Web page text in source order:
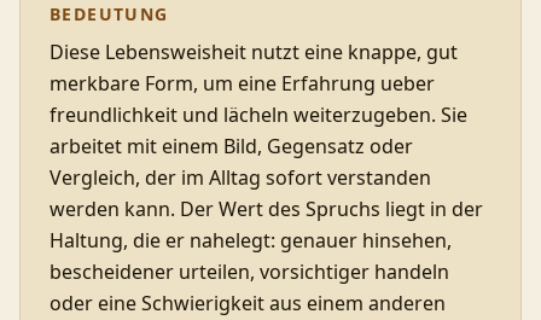
BEDEUTUNG
Diese Lebensweisheit nutzt eine knappe, gut
merkbare Form, um eine Erfahrung ueber
freundlichkeit und lächeln weiterzugeben. Sie
arbeitet mit einem Bild, Gegensatz oder
Vergleich, der im Alltag sofort verstanden
werden kann. Der Wert des Spruchs liegt in der
Haltung, die er nahelegt: genauer hinsehen,
bescheidener urteilen, vorsichtiger handeln
oder eine Schwierigkeit aus einem anderen